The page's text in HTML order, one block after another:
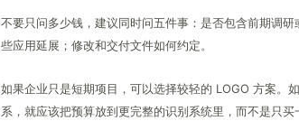
不要只问多少钱，建议同时问五件事：是否包含前期调
些应用延展；修改和交付文件如何约定。
如果企业只是短期项目，可以选择较轻的 LOGO 方案。
系，就应该把预算放到更完整的识别系统里，而不是只买